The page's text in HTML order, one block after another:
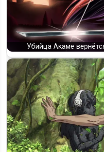
Убийца Акаме